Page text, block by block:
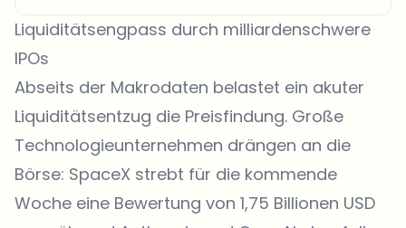
Liquiditätsengpass durch milliardenschwere
IPOs
Abseits der Makrodaten belastet ein akuter
Liquiditätsentzug die Preisfindung. Große
Technologieunternehmen drängen an die
Börse: SpaceX strebt für die kommende
Woche eine Bewertung von 1,75 Billionen USD